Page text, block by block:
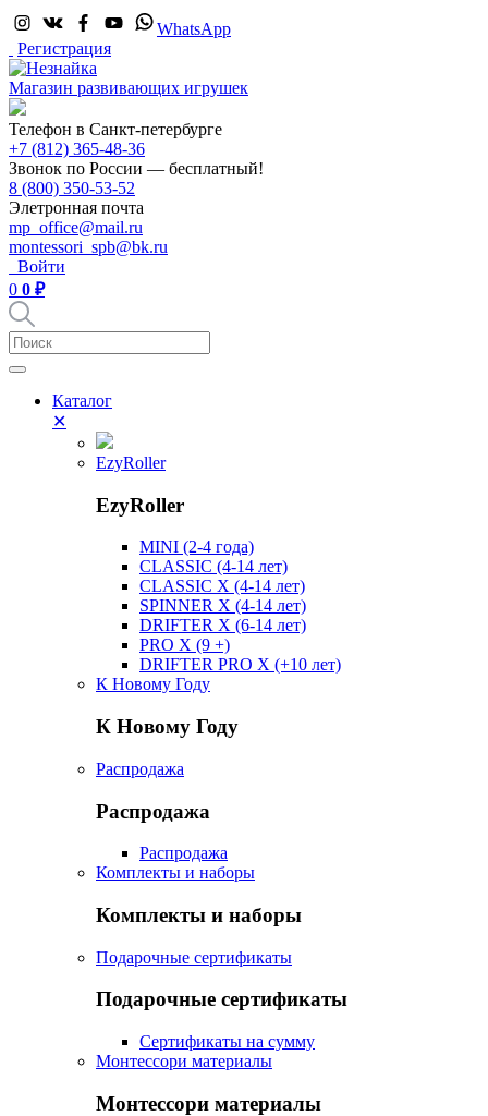
WhatsApp
Регистрация
Магазин развивающих игрушек
Телефон в Санкт-петербурге
+7 (812) 365-48-36
Звонок по России — бесплатный!
8 (800) 350-53-52
Элетронная почта
mp_office@mail.ru
montessori_spb@bk.ru
Войти
0 0 ₽
Каталог
✕
EzyRoller
EzyRoller
MINI (2-4 года)
CLASSIC (4-14 лет)
CLASSIC X (4-14 лет)
SPINNER X (4-14 лет)
DRIFTER X (6-14 лет)
PRO X (9 +)
DRIFTER PRO X (+10 лет)
К Новому Году
К Новому Году
Распродажа
Распродажа
Распродажа
Комплекты и наборы
Комплекты и наборы
Подарочные сертификаты
Подарочные сертификаты
Сертификаты на сумму
Монтессори материалы
Монтессори материалы